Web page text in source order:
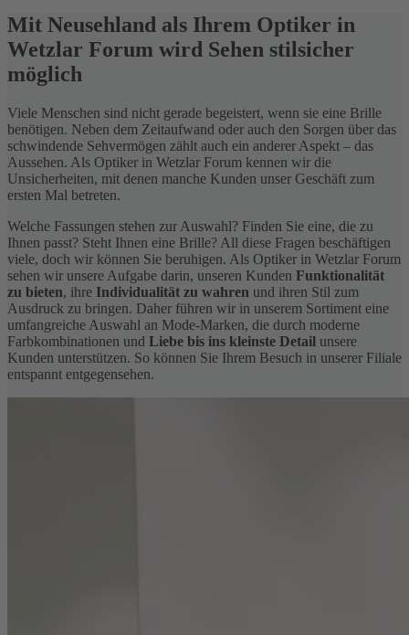
Mit Neusehland als Ihrem Optiker in
Wetzlar Forum wird Sehen stilsicher
möglich
Viele Menschen sind nicht gerade begeistert, wenn sie eine Brille
benötigen. Neben dem Zeitaufwand oder auch den Sorgen über das
schwindende Sehvermögen zählt auch ein anderer Aspekt – das
Aussehen. Als Optiker in Wetzlar Forum kennen wir die
Unsicherheiten, mit denen manche Kunden unser Geschäft zum
ersten Mal betreten.
Welche Fassungen stehen zur Auswahl? Finden Sie eine, die zu
Ihnen passt? Steht Ihnen eine Brille? All diese Fragen beschäftigen
viele, doch wir können Sie beruhigen. Als Optiker in Wetzlar Forum
sehen wir unsere Aufgabe darin, unseren Kunden Funktionalität
zu bieten, ihre Individualität zu wahren und ihren Stil zum
Ausdruck zu bringen. Daher führen wir in unserem Sortiment eine
umfangreiche Auswahl an Mode-Marken, die durch moderne
Farbkombinationen und Liebe bis ins kleinste Detail unsere
Kunden unterstützen. So können Sie Ihrem Besuch in unserer Filiale
entspannt entgegensehen.